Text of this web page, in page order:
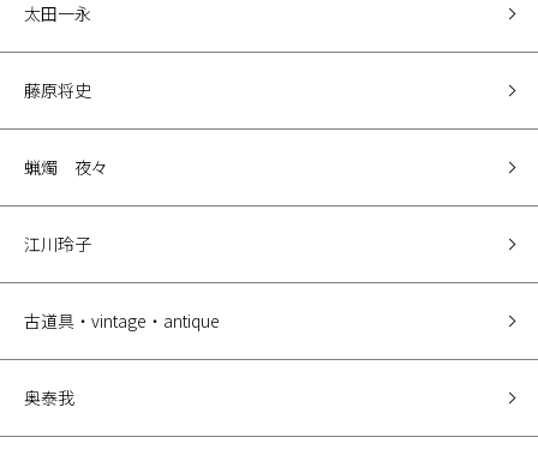
太田一永
藤原将史
蝋燭 夜々
江川玲子
古道具・vintage・antique
奥泰我